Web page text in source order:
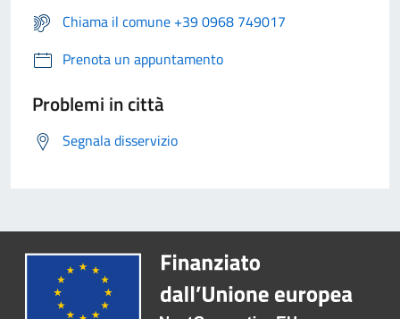
Chiama il comune +39 0968 749017
Prenota un appuntamento
Problemi in città
Segnala disservizio